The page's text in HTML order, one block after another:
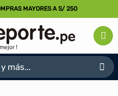
MAYORES A S/ 250